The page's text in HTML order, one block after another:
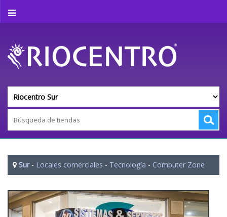
Sur- Locales comerciales - Tecnología - Computer Zone